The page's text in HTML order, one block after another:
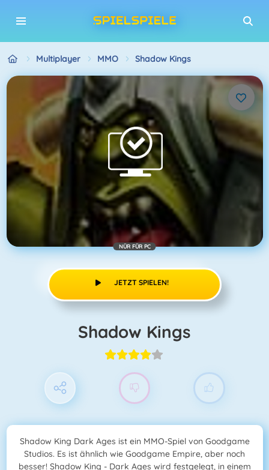
Multiplayer MMO Shadow Kings
NÜR FÜR PC
JETZT SPIELEN!
Shadow Kings
Shadow King Dark Ages ist ein MMO-Spiel von Goodgame
Studios. Es ist ähnlich wie Goodgame Empire, aber noch
besser! Shadow King - Dark Ages wird festgelegt, in einem